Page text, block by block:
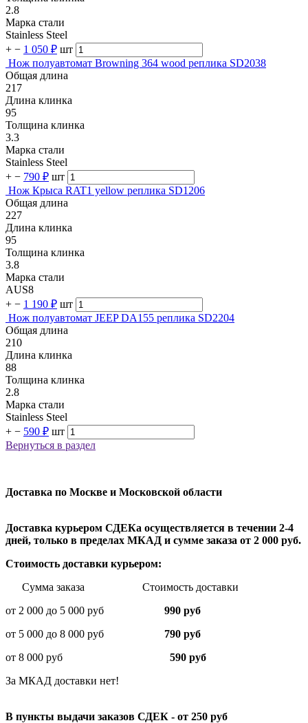
2.8
Марка стали
Stainless Steel
+ − 1 050 ₽ шт
Нож полуавтомат Browning 364 wood реплика SD2038
Общая длина
217
Длина клинка
95
Толщина клинка
3.3
Марка стали
Stainless Steel
+ − 790 ₽ шт
Нож Крыса RAT1 yellow реплика SD1206
Общая длина
227
Длина клинка
95
Толщина клинка
3.8
Марка стали
AUS8
+ − 1 190 ₽ шт
Нож полуавтомат JEEP DA155 реплика SD2204
Общая длина
210
Длина клинка
88
Толщина клинка
2.8
Марка стали
Stainless Steel
+ − 590 ₽ шт
Вернуться в раздел
Доставка по Москве и Московской области
Доставка курьером СДЕКа осуществляется в течении 2-4
дней, только в пределах МКАД и сумме заказа от 2 000 руб.
Стоимость доставки курьером:
Сумма заказа Стоимость доставки
от 2 000 до 5 000 руб
990 руб
от 5 000 до 8 000 руб 790 руб
от 8 000 руб 590 руб
За МКАД доставки нет!
В пункты выдачи заказов СДЕК - от 250 руб